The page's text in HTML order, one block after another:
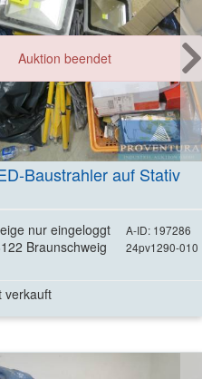
Auktion beendet
Baustrahler auf Stativ
A-ID: 197286
24pv1290-010
nur eingeloggt
Braunschweig
verkauft